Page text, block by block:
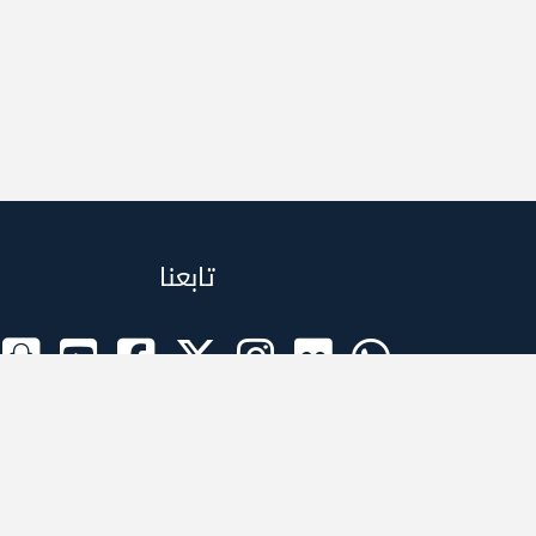
تابعنا